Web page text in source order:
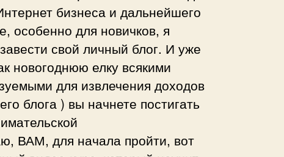
бизнеса и дальнейшего
особенно для новичков, я
свой личный блог. И уже
новогоднюю елку всякими
для извлечения доходов
блога ) вы начнете постигать
ВАМ, для начала пройти, вот